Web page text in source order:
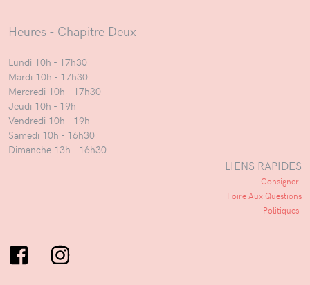
Heures - Chapitre Deux
Lundi 10h - 17h30
Mardi 10h - 17h30
Mercredi 10h - 17h30
Jeudi 10h - 19h
Vendredi 10h - 19h
Samedi 10h - 16h30
Dimanche 13h - 16h30
LIENS RAPIDES
Consigner
Foire Aux Questions
Politiques